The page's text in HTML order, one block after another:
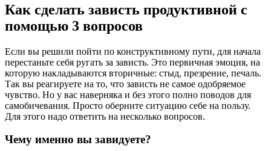
Как сделать зависть продуктивной с
помощью 3 вопросов
Если вы решили пойти по конструктивному пути, для начала
перестаньте себя ругать за зависть. Это первичная эмоция, на
которую накладываются вторичные: стыд, презрение, печаль.
Так вы реагируете на то, что зависть не самое одобряемое
чувство. Но у вас наверняка и без этого полно поводов для
самобичевания. Просто оберните ситуацию себе на пользу.
Для этого надо ответить на несколько вопросов.
Чему именно вы завидуете?